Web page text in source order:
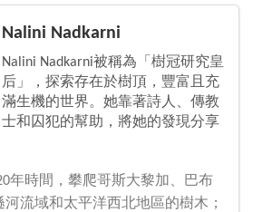
Nalini Nadkarni
Nalini Nadkarni被稱為「樹冠研究皇
后」，探索存在於樹頂，豐富且充
滿生機的世界。她靠著詩人、傳教
士和囚犯的幫助，將她的發現分享
年時間，攀爬哥斯大黎加、巴布
流域和太平洋西北地區的樹木；